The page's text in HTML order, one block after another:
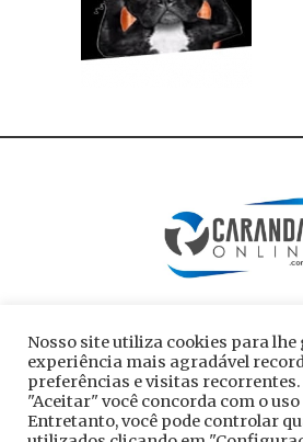
Nosso site utiliza cookies para
experiência mais agradável
preferências e visitas
"Aceitar" você concorda com o
Entretanto, você pode controlar